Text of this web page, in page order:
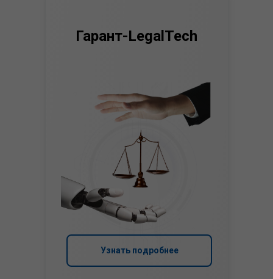
Узнать подробнее
Гарант-LegalTech